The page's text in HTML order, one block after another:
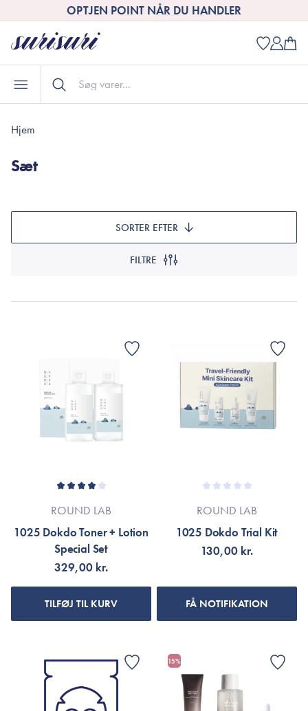
OPTJEN POINT NÅR DU HANDLER
Hjem
Sæt
FILTRE
SORTER EFTER
ROUND LAB
1025 Dokdo Toner + Lotion
Special Set
329,00 kr.
TILFØJ TIL KURV
ROUND LAB
1025 Dokdo Trial Kit
130,00 kr.
FÅ NOTIFIKATION
15%